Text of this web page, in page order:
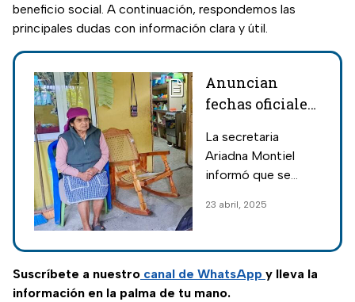
beneficio social. A continuación, respondemos las
principales dudas con información clara y útil.
Anuncian
fechas oficiales
registro de
Pensión
Bienestar
62 años
La secretaria
Ariadna Montiel
informó que se
mes para la
beneficiarias al
programa Pensión
Mujeres Bienestar;
23 abril, 2025
Suscríbete a nuestro canal de WhatsApp y lleva la
información en la palma de tu mano.